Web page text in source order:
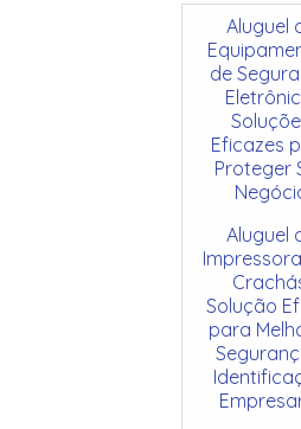
Aluguel
de
Eficazes
Proteger
Aluguel
Solução
para